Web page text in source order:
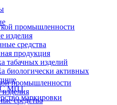
промышленности
изделия
средства
продукция
табачных изделий
биологически активных
МПТ
маркировки
промышленности
средства